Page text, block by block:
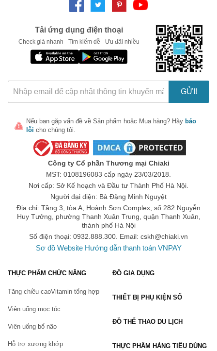
Tải ứng dụng điện thoại
Check giá nhanh - Tìm kiếm dễ - Ưu đãi nhiều
GỬI!
Nếu bạn gặp vấn đề về Sản phẩm hoặc Mua hàng? Hãy báo
lỗi cho chúng tôi.
Công ty Cổ phần Thương mại Chiaki
MST: 0108196083 cấp ngày 23/03/2018.
Nơi cấp: Sở Kế hoạch và Đầu tư Thành Phố Hà Nội.
Người đại diện: Bà Đặng Minh Nguyệt
Địa chỉ: Tầng 3, tòa A, Hoành Sơn Complex, số 282 Nguyễn
Huy Tưởng, phường Thanh Xuân Trung, quận Thanh Xuân,
thành phố Hà Nội
Số điện thoại: 0932.888.300. Email: cskh@chiaki.vn
Sơ đồ Website Hướng dẫn thanh toán VNPAY
THỰC PHẨM CHỨC NĂNG
Tăng chiều caoVitamin tổng hợp
Viên uống mọc tóc
Viên uống bổ não
Hỗ trợ xương khớp
ĐỒ GIA DỤNG
THIẾT BỊ PHỤ KIỆN SỐ
ĐỒ THỂ THAO DU LỊCH
THỰC PHẨM HÀNG TIÊU DÙNG
LẤY MÃ NGAY